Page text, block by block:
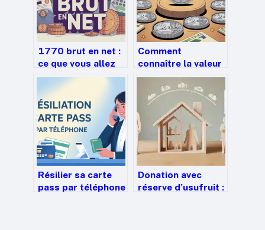
1770 brut en net :
ce que vous allez
réellement toucher
Comment
connaître la valeur
d’une pièce de 2
euros rare et la
vendre au bon prix
Résilier sa carte
pass par téléphone
Donation avec
réserve d’usufruit :